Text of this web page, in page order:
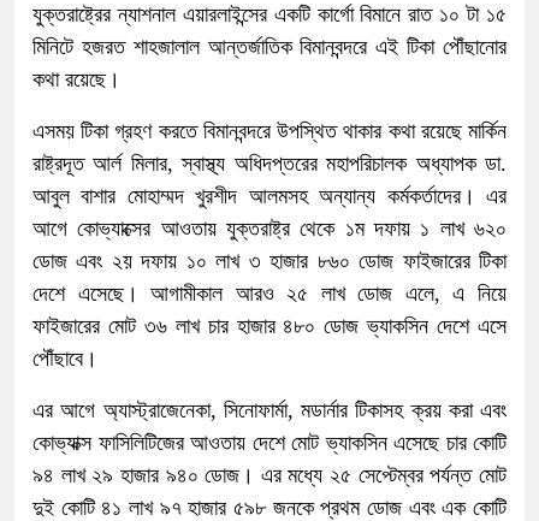
যুক্তরাষ্ট্রের ন্যাশনাল এয়ারলাইন্সের একটি কার্গো বিমানে রাত ১০ টা ১৫
মিনিটে হজরত শাহজালাল আন্তর্জাতিক বিমানবন্দরে এই টিকা পৌঁছানোর
কথা রয়েছে।
এসময় টিকা গ্রহণ করতে বিমানবন্দরে উপস্থিত থাকার কথা রয়েছে মার্কিন
রাষ্ট্রদূত আর্ল মিলার, স্বাস্থ্য অধিদপ্তরের মহাপরিচালক অধ্যাপক ডা.
আবুল বাশার মোহাম্মদ খুরশীদ আলমসহ অন্যান্য কর্মকর্তাদের। এর
আগে কোভ্যাক্সের আওতায় যুক্তরাষ্ট্র থেকে ১ম দফায় ১ লাখ ৬২০
ডোজ এবং ২য় দফায় ১০ লাখ ৩ হাজার ৮৬০ ডোজ ফাইজারের টিকা
দেশে এসেছে। আগামীকাল আরও ২৫ লাখ ডোজ এলে, এ নিয়ে
ফাইজারের মোট ৩৬ লাখ চার হাজার ৪৮০ ডোজ ভ্যাকসিন দেশে এসে
পৌঁছাবে।
এর আগে অ্যাস্ট্রাজেনেকা, সিনোফার্মা, মডার্নার টিকাসহ ক্রয় করা এবং
কোভ্যাক্স ফাসিলিটিজের আওতায় দেশে মোট ভ্যাকসিন এসেছে চার কোটি
৯৪ লাখ ২৯ হাজার ৯৪০ ডোজ। এর মধ্যে ২৫ সেপ্টেম্বর পর্যন্ত মোট
দুই কোটি ৪১ লাখ ৯৭ হাজার ৫৯৮ জনকে প্রথম ডোজ এবং এক কোটি